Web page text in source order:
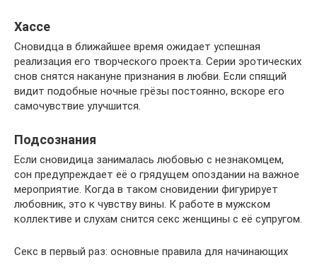
Хассе
Сновидца в ближайшее время ожидает успешная
реализация его творческого проекта. Серии эротических
снов снятся накануне признания в любви. Если спящий
видит подобные ночные грёзы постоянно, вскоре его
самочувствие улучшится.
Подсознания
Если сновидица занималась любовью с незнакомцем,
сон предупреждает её о грядущем опоздании на важное
мероприятие. Когда в таком сновидении фигурирует
любовник, это к чувству вины. К работе в мужском
коллективе и слухам снится секс женщины с её супругом.
Секс в первый раз: основные правила для начинающих